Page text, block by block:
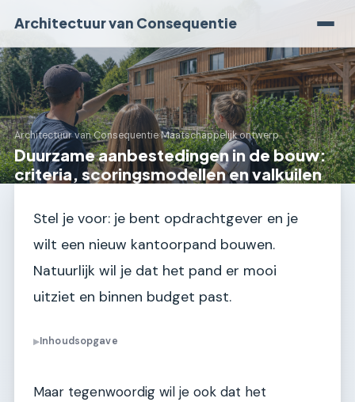
Architectuur van Consequentie
Architectuur van Consequentie›Maatschappelijk ontwerp
Duurzame aanbestedingen in de bouw:
criteria, scoringsmodellen en valkuilen
Stel je voor: je bent opdrachtgever en je
wilt een nieuw kantoorpand bouwen.
Natuurlijk wil je dat het pand er mooi
uitziet en binnen budget past.
▶Inhoudsopgave
Maar tegenwoordig wil je ook dat het